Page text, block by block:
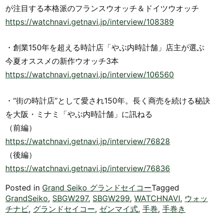
が注目する本格派のフランスウオッチ＆ドイツウオッチ
https://watchnavi.getnavi.jp/interview/108389
・創業150年を超える時計店「やぶ内時計舗」店主が選ぶ
今夏オススメの新作ウオッチ3本
https://watchnavi.getnavi.jp/interview/106560
・“街の時計店”として愛され150年。長く商売を続ける秘訣
を大阪・ミナミ「やぶ内時計舗」に訊ねる
（前編）
https://watchnavi.getnavi.jp/interview/76828
（後編）
https://watchnavi.getnavi.jp/interview/76836
Posted in Grand Seiko グランドセイコーTagged
GrandSeiko, SBGW297, SBGW299,WATCHNAVI, ウォッ
チナビ, グランドセイコー, ゼンマイ式,手巻,手巻き